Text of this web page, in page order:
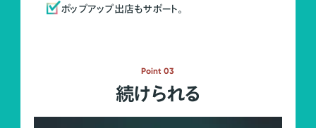
ポップアップ出店もサポート。
Point 03
続けられる